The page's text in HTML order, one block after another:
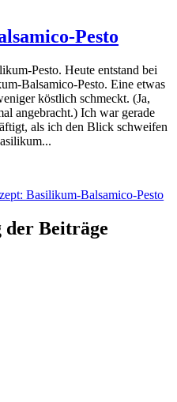
Pesto
Pesto. Heute entstand bei
Balsamico-Pesto. Eine etwas
köstlich schmeckt. (Ja,
angebracht.) Ich war gerade
als ich den Blick schweifen
Basilikum-Balsamico-Pesto
der Beiträge